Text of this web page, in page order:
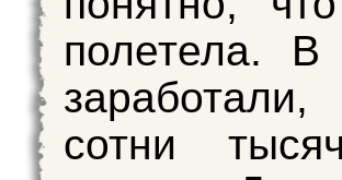
полетела.
сотни